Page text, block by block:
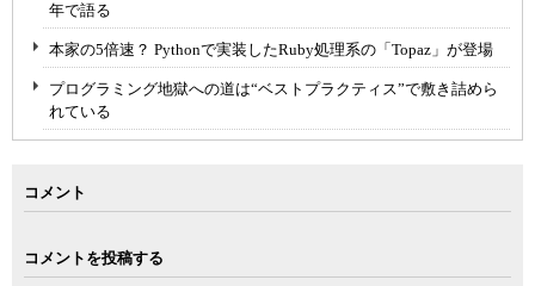
年で語る
本家の5倍速？ Pythonで実装したRuby処理系の「Topaz」が登場
プログラミング地獄への道は“ベストプラクティス”で敷き詰めら
れている
コメント
コメントを投稿する